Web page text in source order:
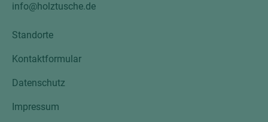
info@holztusche.de
Standorte
Kontaktformular
Datenschutz
Impressum